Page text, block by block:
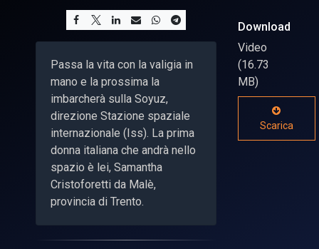
Passa la vita con la valigia in
mano e la prossima la
imbarcherà sulla Soyuz,
direzione Stazione spaziale
internazionale (Iss). La prima
donna italiana che andrà nello
spazio è lei, Samantha
Cristoforetti da Malè,
provincia di Trento.
Download
Video
(16.73
MB)
Scarica